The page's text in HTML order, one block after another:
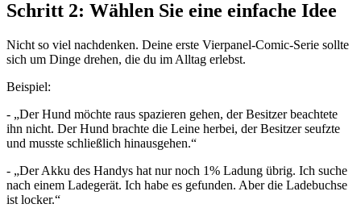
Schritt 2: Wählen Sie eine einfache Idee
Nicht so viel nachdenken. Deine erste Vierpanel-Comic-Serie sollte
sich um Dinge drehen, die du im Alltag erlebst.
Beispiel:
- „Der Hund möchte raus spazieren gehen, der Besitzer beachtete
ihn nicht. Der Hund brachte die Leine herbei, der Besitzer seufzte
und musste schließlich hinausgehen.“
- „Der Akku des Handys hat nur noch 1% Ladung übrig. Ich suche
nach einem Ladegerät. Ich habe es gefunden. Aber die Ladebuchse
ist locker.“